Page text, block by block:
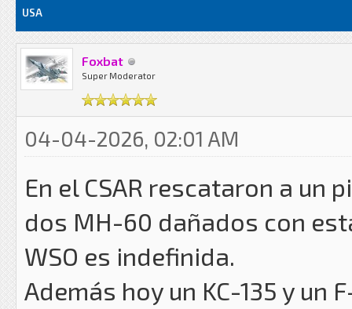
USA
Foxbat
Super Moderator
04-04-2026, 02:01 AM
En el CSAR rescataron a un
dos MH-60 dañados con
WSO es indefinida.
Además hoy un KC-135 y un